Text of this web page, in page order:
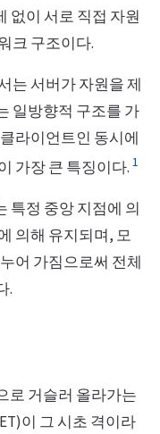
없이 서로 직접 자원
크 구조이다.
는 서버가 자원을 제
일방향적 구조를 가
라이언트인 동시에
가장 큰 특징이다. 1
특정 중앙 지점에 의
의해 유지되며, 모
어 가짐으로써 전체
.
로 거슬러 올라가는
이 그 시초 격이라